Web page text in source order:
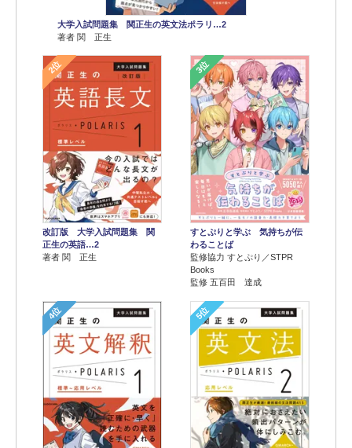
大学入試問題集 関正生の英文法ポラリ…2
著者 関 正生
2位
改訂版 大学入試問題集 関
正生の英語…2
著者 関 正生
3位
すとぷりと学ぶ 気持ちが伝
わることば
監修協力 すとぷり／STPR
Books
監修 五百田 達成
4位 5位